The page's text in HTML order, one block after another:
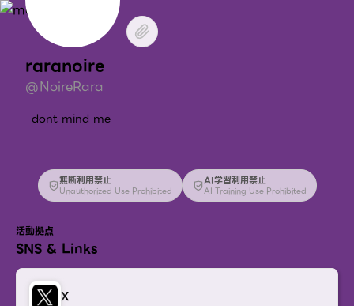
raranoire
@NoireRara
dont mind me
無断利用禁止
Unauthorized Use Prohibited
AI学習利用禁止
AI Training Use Prohibited
活動拠点
SNS & Links
X